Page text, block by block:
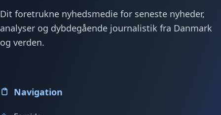
Dit foretrukne nyhedsmedie for seneste nyheder,
analyser og dybdegående journalistik fra Danmark
og verden.
Navigation